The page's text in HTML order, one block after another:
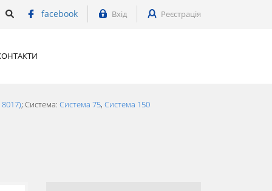
facebook Вхід Реєстрація
; Система: Система 75, Система 150